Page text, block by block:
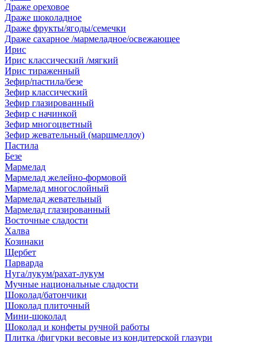
Драже ореховое
Драже шоколадное
Драже фрукты/ягоды/семечки
Драже сахарное /мармеладное/освежающее
Ирис
Ирис классический /мягкий
Ирис тираженный
Зефир/пастила/безе
Зефир классический
Зефир глазированный
Зефир с начинкой
Зефир многоцветный
Зефир жевательный (маршмеллоу)
Пастила
Безе
Мармелад
Мармелад желейно-формовой
Мармелад многослойный
Мармелад жевательный
Мармелад глазированный
Восточные сладости
Халва
Козинаки
Щербет
Парварда
Нуга/лукум/рахат-лукум
Мучные национальные сладости
Шоколад/батончики
Шоколад плиточный
Мини-шоколад
Шоколад и конфеты ручной работы
Плитка /фигурки весовые из кондитерской глазури